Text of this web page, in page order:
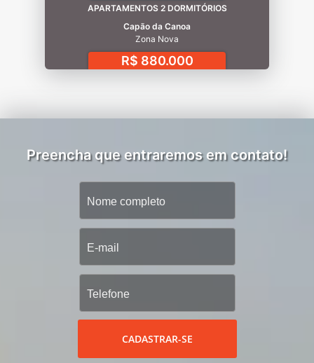
APARTAMENTOS 2 DORMITÓRIOS
Capão da Canoa
Zona Nova
R$ 880.000
Preencha que entraremos em contato!
CADASTRAR-SE